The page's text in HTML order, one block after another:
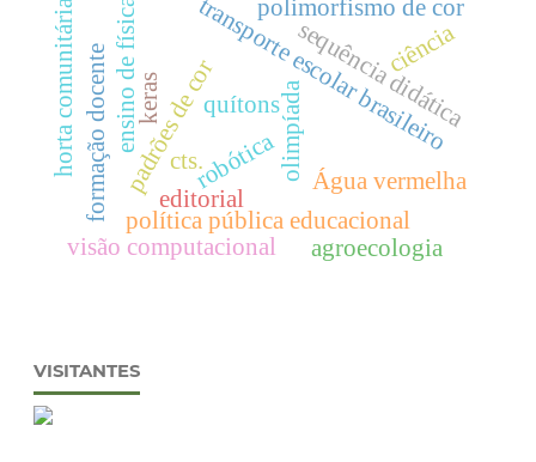
editorial
olimpíada
política pública educacional
transporte escolar brasileiro
padrões de cor
polimorfismo de cor
quítons
robótica
visão computacional
keras
formação docente sequência didática
cts.
horta comunitária
Água vermelha
agroecologia
ensino de física ciência
VISITANTES